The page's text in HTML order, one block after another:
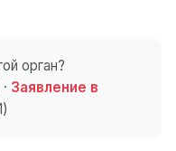
орган?
Заявление в